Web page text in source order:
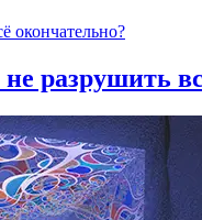
разрушить